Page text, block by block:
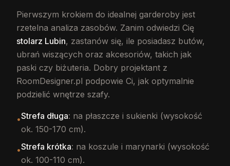
Pierwszym krokiem do idealnej garderoby jest
rzetelna analiza zasobów. Zanim odwiedzi Cię
stolarz Lubin, zastanów się, ile posiadasz butów,
ubrań wiszących oraz akcesoriów, takich jak
paski czy biżuteria. Dobry projektant z
RoomDesigner.pl podpowie Ci, jak optymalnie
podzielić wnętrze szafy.
•Strefa długa: na płaszcze i sukienki (wysokość
ok. 150-170 cm).
•Strefa krótka: na koszule i marynarki (wysokość
ok. 100-110 cm).